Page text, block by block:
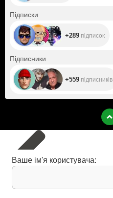
Підписки
+289 підписок
Підписники
+559 підписників
Ваше ім'я користувача: